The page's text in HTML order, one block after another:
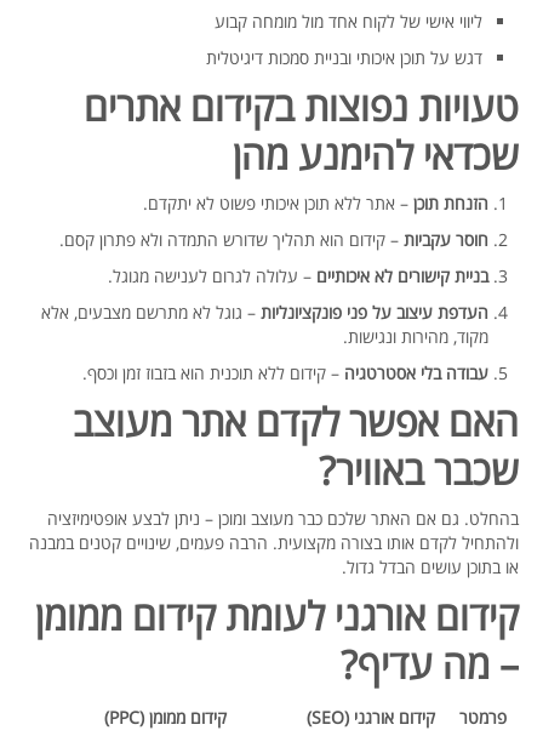
ליווי אישי של לקוח אחד מול מומחה קבוע
דגש על תוכן איכותי ובניית סמכות דיגיטלית
טעויות נפוצות בקידום אתרים
שכדאי להימנע מהן
הזנחת תוכן – אתר ללא תוכן איכותי פשוט לא יתקדם.
חוסר עקביות – קידום הוא תהליך שדורש התמדה ולא פתרון קסם.
בניית קישורים לא איכותיים – עלולה לגרום לענישה מגוגל.
העדפת עיצוב על פני פונקציונליות – גוגל לא מתרשם מצבעים, אלא
מקוד, מהירות ונגישות.
עבודה בלי אסטרטגיה – קידום ללא תוכנית הוא בזבוז זמן וכסף.
האם אפשר לקדם אתר מעוצב
שכבר באוויר?
בהחלט. גם אם האתר שלכם כבר מעוצב ומוכן – ניתן לבצע אופטימיזציה
ולהתחיל לקדם אותו בצורה מקצועית. הרבה פעמים, שינויים קטנים במבנה
או בתוכן עושים הבדל גדול.
קידום אורגני לעומת קידום ממומן
– מה עדיף?
פרמטר קידום אורגני (SEO)
קידום ממומן (PPC)